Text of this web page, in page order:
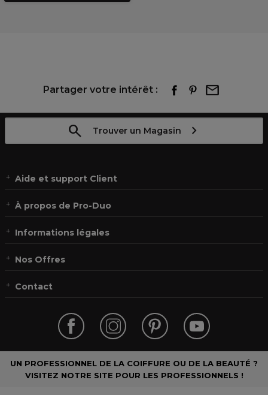
Partager votre intérêt :
Trouver un Magasin
Aide et support Client
À propos de Pro-Duo
Informations légales
Nos Offres
Contact
UN PROFESSIONNEL DE LA COIFFURE OU DE LA BEAUTÉ ?
VISITEZ NOTRE SITE POUR LES PROFESSIONNELS !